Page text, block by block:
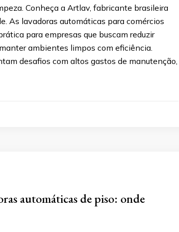
Conheça a Artlav, fabricante brasileira
As lavadoras automáticas para comércios
para empresas que buscam reduzir
ambientes limpos com eficiência.
desafios com altos gastos de manutenção,
automáticas de piso: onde